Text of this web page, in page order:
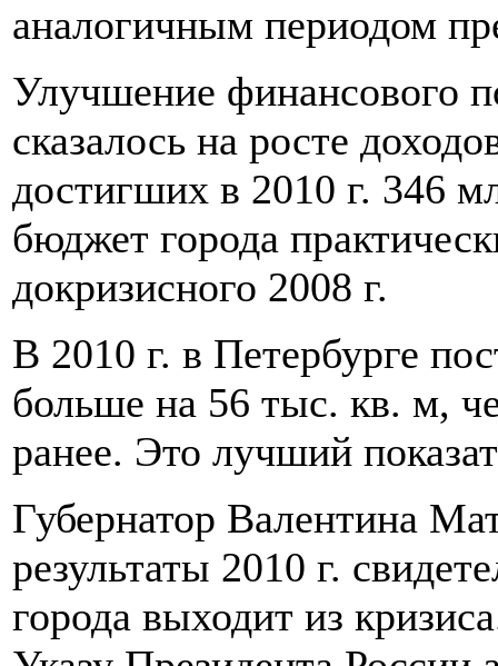
аналогичным периодом
Улучшение финансового
сказалось на росте
достигших в 2010 г. 346
бюджет города
докризисного 2008 г.
В 2010 г. в Петербурге
больше на 56 тыс. кв. м,
ранее. Это лучший
Губернатор Валентина
результаты 2010 г.
города выходит из